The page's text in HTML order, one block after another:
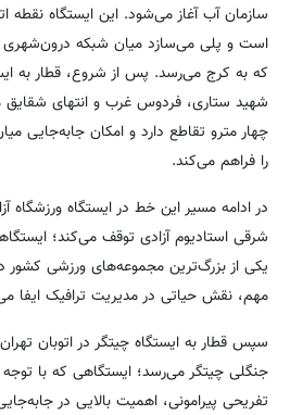
سازمان آب آغاز می‌شود. این ایستگاه
است و پلی می‌سازد میان شبکه درون‌شهری
که به کرج می‌رسد. پس از شروع، قطار به
شهید ستاری، فردوس غرب و انتهای
چهار مترو تقاطع دارد و امکان
را فراهم می‌کند.
در ادامه مسیر این خط در ایستگاه ورزشگاه
شرقی استادیوم آزادی توقف می‌کند؛
یکی از بزرگ‌ترین مجموعه‌های ورزشی کشور
مهم، نقش حیاتی در مدیریت ترافیک ایفا
سپس قطار به ایستگاه چیتگر در اتوبان
جنگلی چیتگر می‌رسد؛ ایستگاهی که با
تفریحی پیرامونی، اهمیت بالایی در